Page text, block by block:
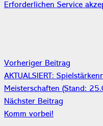
Erforderlichen Service
Vorheriger Beitrag
AKTUALSIERT:
Meisterschaften (Stand:
Nächster Beitrag
Komm vorbei!